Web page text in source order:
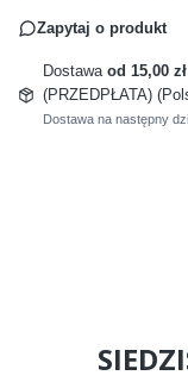
Zapytaj o produkt
Dostawaod 15,00
(PRZEDPŁATA)
Dostawa na następny